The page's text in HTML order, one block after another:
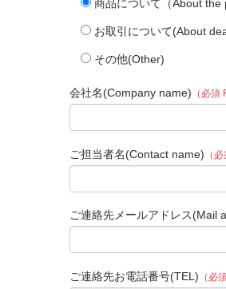
商品について（About the
お取引について(About
その他(Other)
会社名(Company name) （必須
ご担当者名(Contact name) （
ご連絡先メールアドレス(Mail
ご連絡先お電話番号(TEL) （必